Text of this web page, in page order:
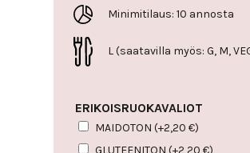
Minimitilaus: 10 annosta
L (saatavilla myös: G, M,
ERIKOISRUOKAVALIOT
MAIDOTON(+2,20€)
GLUTEENITON(+2,20€)